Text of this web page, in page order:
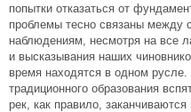
попытки отказаться от
проблемы тесно связаны между
наблюдениям, несмотря на все
и высказывания наших
время находятся в одном русле.
традиционного образования
рек, как правило, заканчиваются